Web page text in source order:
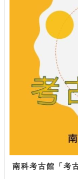
南科考古館「考